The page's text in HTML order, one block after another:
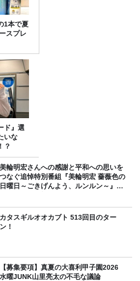
1本で夏
スプレ
ド』選
いな
？
美輪明宏さんへの感謝と平和への思いを
つなぐ追悼特別番組『美輪明宏 薔薇色の
日曜日～ごきげんよう、ルンルン～』
カタスギルオオカブト 513回目のター
ン！
【募集要項】真夏の大喜利甲子園2026
水曜JUNK山里亮太の不毛な議論